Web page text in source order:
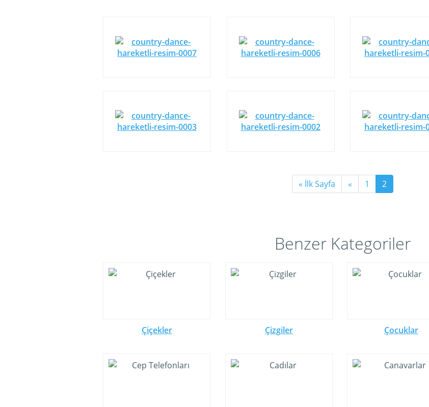
« İlk Sayfa « 1 2
Benzer Kategoriler
Çiçekler Çizgiler Çocuklar